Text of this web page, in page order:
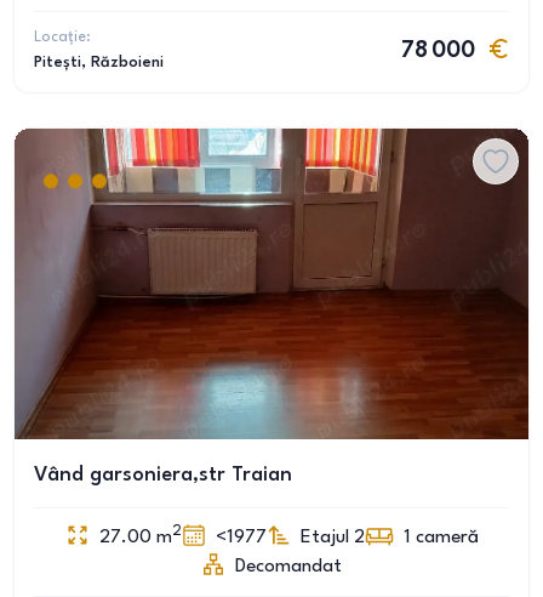
Locație:
Pitești, Războieni
78 000
Vând garsoniera,str Traian
27.00 m2 <1977 Etajul 2 1 cameră
Decomandat